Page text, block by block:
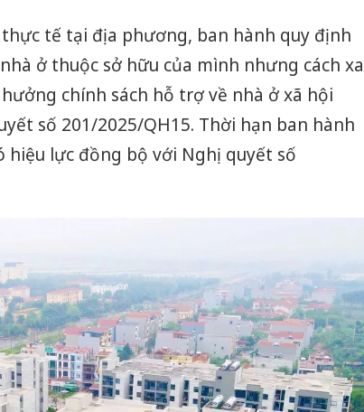
tế tại địa phương, ban hành quy định
ở thuộc sở hữu của mình nhưng cách xa
chính sách hỗ trợ về nhà ở xã hội
số 201/2025/QH15. Thời hạn ban hành
lực đồng bộ với Nghị quyết số
Công
tìm bị
án sản